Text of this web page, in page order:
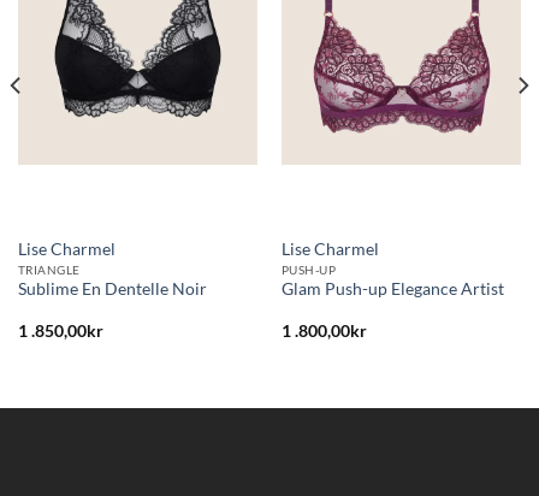
Lise Charmel
TRIANGLE
Sublime En Dentelle Noir
1 .850,00kr
Lise Charmel
PUSH-UP
Glam Push-up Elegance Artist
1 .800,00kr